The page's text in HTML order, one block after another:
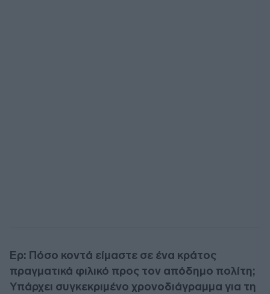
Ερ: Πόσο κοντά είμαστε σε ένα κράτος
πραγματικά φιλικό προς τον απόδημο πολίτη;
Υπάρχει συγκεκριμένο χρονοδιάγραμμα για τη